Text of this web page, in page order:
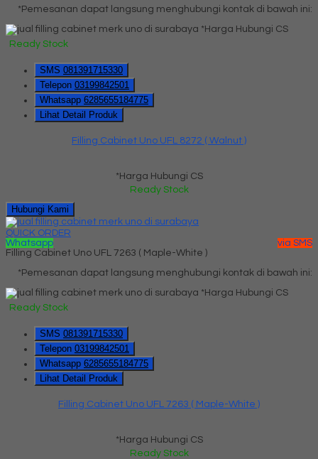
*Pemesanan dapat langsung menghubungi kontak di bawah ini:
*Harga Hubungi CS
Ready Stock
SMS 081391715330
Telepon 03199842501
Whatsapp 6285655184775
Lihat Detail Produk
Filling Cabinet Uno UFL 8272 ( Walnut )
*Harga Hubungi CS
Ready Stock
Hubungi Kami
QUICK ORDER
Whatsapp
via SMS
Filling Cabinet Uno UFL 7263 ( Maple-White )
*Pemesanan dapat langsung menghubungi kontak di bawah ini:
*Harga Hubungi CS
Ready Stock
SMS 081391715330
Telepon 03199842501
Whatsapp 6285655184775
Lihat Detail Produk
Filling Cabinet Uno UFL 7263 ( Maple-White )
*Harga Hubungi CS
Ready Stock